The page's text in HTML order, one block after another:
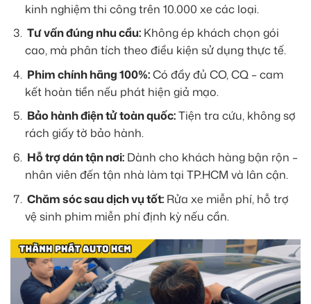
kinh nghiệm thi công trên 10.000 xe các loại.
Tư vấn đúng nhu cầu:Không ép khách chọn gói
cao, mà phân tích theo điều kiện sử dụng thực tế.
Phim chính hãng 100%:Có đầy đủ CO, CQ – cam
kết hoàn tiền nếu phát hiện giả mạo.
Bảo hành điện tử toàn quốc:Tiện tra cứu, không sợ
rách giấy tờ bảo hành.
Hỗ trợ dán tận nơi:Dành cho khách hàng bận rộn –
nhân viên đến tận nhà làm tại TP.HCM và lân cận.
Chăm sóc sau dịch vụ tốt:Rửa xe miễn phí, hỗ trợ
vệ sinh phim miễn phí định kỳ nếu cần.